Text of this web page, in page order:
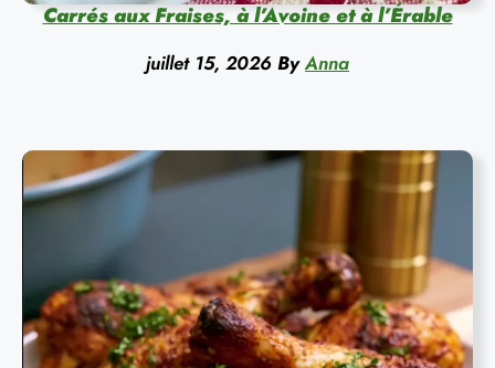
Carrés aux Fraises, à l’Avoine et à l’Érable
juillet 15, 2026 By Anna